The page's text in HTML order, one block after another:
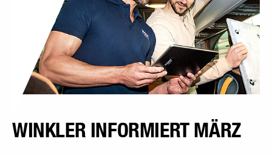
WINKLER INFORMIERT MÄRZ